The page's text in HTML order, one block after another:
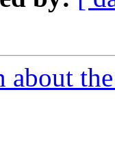
about